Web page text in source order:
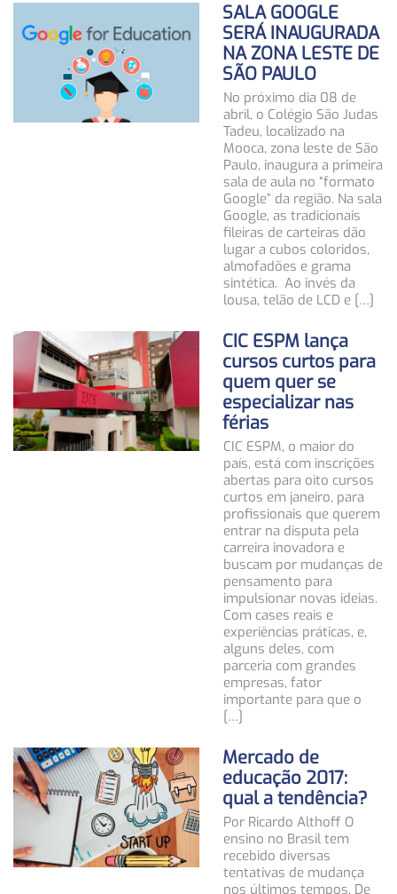
SALA GOOGLE
SERÁ INAUGURADA
NA ZONA LESTE DE
SÃO PAULO
No próximo dia 08 de
abril, o Colégio São Judas
Tadeu, localizado na
Mooca, zona leste de São
Paulo, inaugura a primeira
sala de aula no “formato
Google” da região. Na sala
Google, as tradicionais
fileiras de carteiras dão
lugar a cubos coloridos,
almofadões e grama
sintética. Ao invés da
lousa, telão de LCD e […]
CIC ESPM lança
cursos curtos para
quem quer se
especializar nas
férias
CIC ESPM, o maior do
país, está com inscrições
abertas para oito cursos
curtos em janeiro, para
profissionais que querem
entrar na disputa pela
carreira inovadora e
buscam por mudanças de
pensamento para
impulsionar novas ideias.
Com cases reais e
experiências práticas, e,
alguns deles, com
parceria com grandes
empresas, fator
importante para que o
[…]
Mercado de
educação 2017:
qual a tendência?
Por Ricardo Althoff O
ensino no Brasil tem
recebido diversas
tentativas de mudança
nos últimos tempos. De